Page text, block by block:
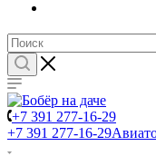
+7 391 277-16-29
+7 391 277-16-29